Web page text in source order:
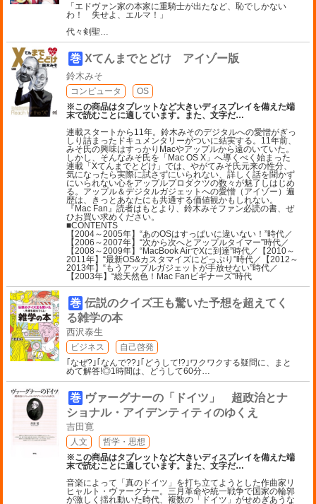
「エドヴァン家の本家に重騎士が出たなど、恥でしかない
わ！ 失せよ、エルマ！」
代々剣聖
巻 Xてんまでとどけ アイゾー版
鈴木みそ
コンピュータ
OS
※この商品はタブレットなど大きいディスプレイを備えた端
末で読むことに適しています。また、文字だ…
連載スタートから11年。鈴木みそのデジタルへの愛憎がぎっ
しり詰まったドキュメンタリーがついに結実する。11年前、
みそ氏の興味はすっかりMacやアップルから遠のいていた。
しかし、そんなみそ氏を「Mac OS X」へ導くべく始まった
連載「Xてんまでとどけ」では、やがてみそ氏元来の性分、
気になったら実際に試さずにいられない、詳しく話を聞かず
にいられない心をアップルプロダクツの数々が魅了しはじめ
る。アップル＆デジタルガジェットへの愛憎（アイゾー）遍
歴は、きっとあなたにも共通する価値観かもしれない。
『Mac Fan』読者はもとより、鈴木みそファン必読の書、ぜ
ひお買い求めください。
■CONTENTS
【2004～2005年】“あのOSはすっぱいに違いない！”時代／
【2006～2007年】“次から次へとアップルタイマー”時代／
【2008～2009年】“MacBook AirでXに到達”時代／【2010～
2011年】“最新OS&カスタマイズにどっぷり”時代／【2012～
2013年】“もうアップルガジェットが手放せない”時代／
【2003年】“総天然色！Mac Fanビギナーズ”時代
巻 伝説のクイズ王も驚いた予想を超えてく
る雑学の本
西沢泰生
ビジネス
自己啓発
｢なぜ?｣｢なんで??｣｢どうして!?｣ワクワクする疑問に、まと
めて解答!◎1時間は、どうして60分
巻 ヴァーグナーの「ドイツ」 超政治とナ
ショナル・アイデンティティのゆくえ
吉田寛
人文
哲学・思想
※この商品はタブレットなど大きいディスプレイを備えた端
末で読むことに適しています。また、文字だ…
音楽によって「真のドイツ」を打ち立てようとした作曲家リ
ヒャルト・ヴァーグナー。三月革命や統一戦争で国家の輪郭
が激しく揺れ動いた時代、複数の「ドイツ」がせめぎあうな